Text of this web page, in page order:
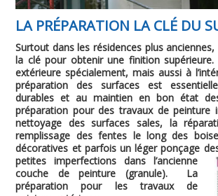
LA PRÉPARATION LA CLÉ DU
Surtout dans les résidences plus
la clé pour obtenir une finition
extérieure spécialement, mais aussi à
préparation des surfaces est
durables et au maintien en bon état
préparation pour des travaux de peinture
nettoyage des surfaces sales, la
remplissage des fentes le long des
décoratives et parfois un léger ponçage
petites imperfections dansl’ancienne
couche de peinture (granule). La
préparation pour les travaux de